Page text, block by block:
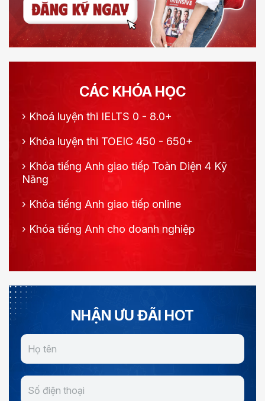
CÁC KHÓA HỌC
› Khoá luyện thi IELTS 0 - 8.0+
› Khóa luyện thi TOEIC 450 - 650+
› Khóa tiếng Anh giao tiếp Toàn Diện 4 Kỹ
Năng
› Khóa tiếng Anh giao tiếp online
› Khóa tiếng Anh cho doanh nghiệp
NHẬN ƯU ĐÃI HOT